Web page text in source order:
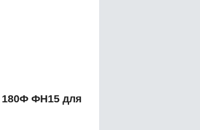
180Ф ФН15 для